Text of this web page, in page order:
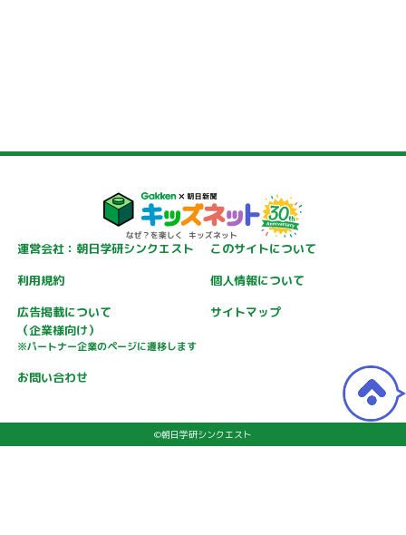
運営会社：朝日学研シンクエスト
このサイトについて
利用規約
個人情報について
広告掲載について
（企業様向け）
※パートナー企業のページに遷移します
サイトマップ
お問い合わせ
©朝日学研シンクエスト